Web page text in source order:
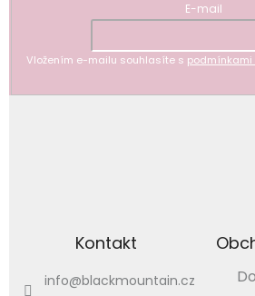
E-mail
Vložením e-mailu souhlasíte s
Kontakt
info@blackmountain.cz